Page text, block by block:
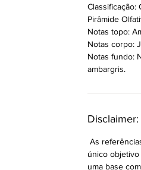
Classificação:
Pirâmide
Notas topo:
Notas corpo:
Notas fundo:
ambargris.
Disclaimer:
As
único
uma base